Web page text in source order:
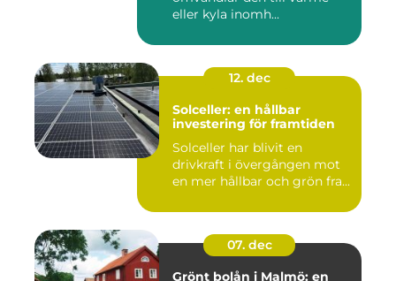
eller kyla inomh...
12. dec
Solceller: en hållbar
investering för framtiden
Solceller har blivit en
drivkraft i övergången mot
en mer hållbar och grön fra...
07. dec
Grönt bolån i Malmö: en